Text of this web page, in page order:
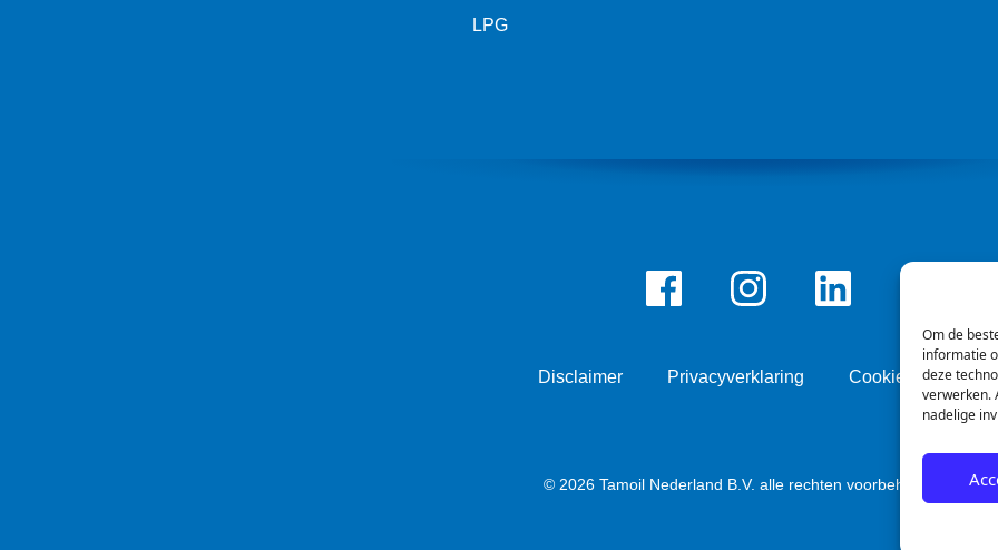
Om de
informatie
deze
verwerken.
nadelige
LPG
Facebook Instagram LinkedIn
Disclaimer Privacyverklaring Cookie beleid
© 2026 Tamoil Nederland B.V. alle rechten voorbehouden.